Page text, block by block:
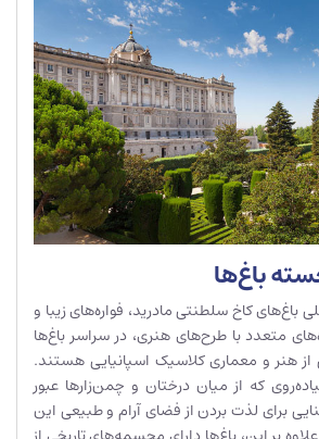
باغ‌ها
باغ‌های کاخ سلطنتی مادرید، فواره‌های زیبا و
متعدد با طرح‌های هنری، در سراسر باغ‌ها
از هنر و معماری کلاسیک اسپانیایی هستند.
که از میان درختان و چمن‌زارها عبور
برای لذت بردن از فضای آرام و طبیعی این